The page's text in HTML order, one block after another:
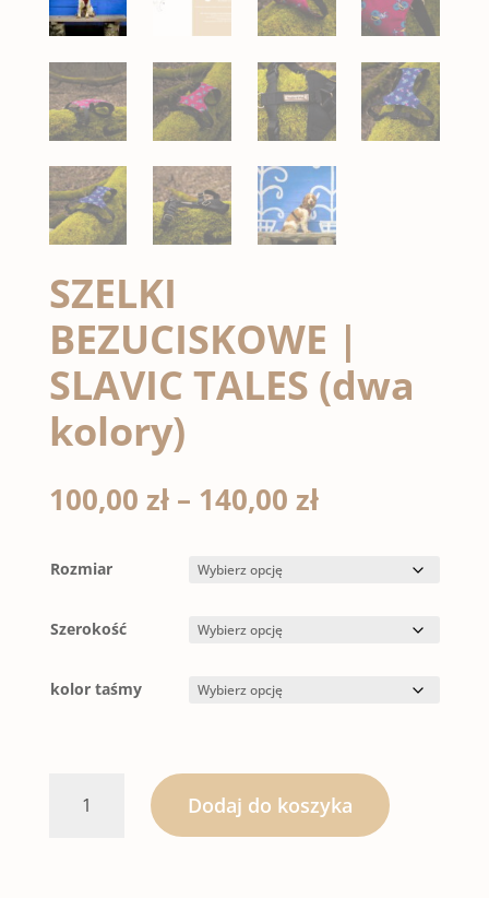
SZELKI
BEZUCISKOWE |
SLAVIC TALES (dwa
kolory)
100,00 zł – 140,00 złZakres
100,00 zł
140,00 zł
Rozmiar
Szerokość
kolor taśmy
Dodaj do koszyka